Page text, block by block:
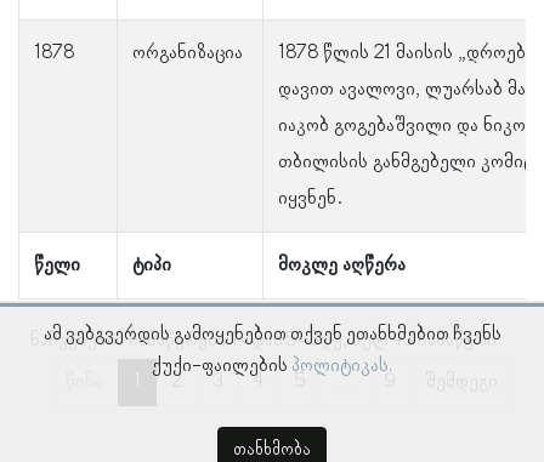
წელი ტიპი მოკლე აღწერა
1878 ორგანიზაცია
1878 წლის 21 მაისის
დავით ავალოვი, ლუარსაბ
იაკობ გოგებაშვილი და
თბილისის განმგებელი
იყვნენ.
ნაჩვენებია ჩანაწერები 1–დან 5–მდე, სულ 43 ჩანაწერი
2 4 …
ამ ვებგვერდის გამოყენებით თქვენ ეთანხმებით ჩვენს
ქუქი-ფაილების პოლიტიკას.
თანხმობა